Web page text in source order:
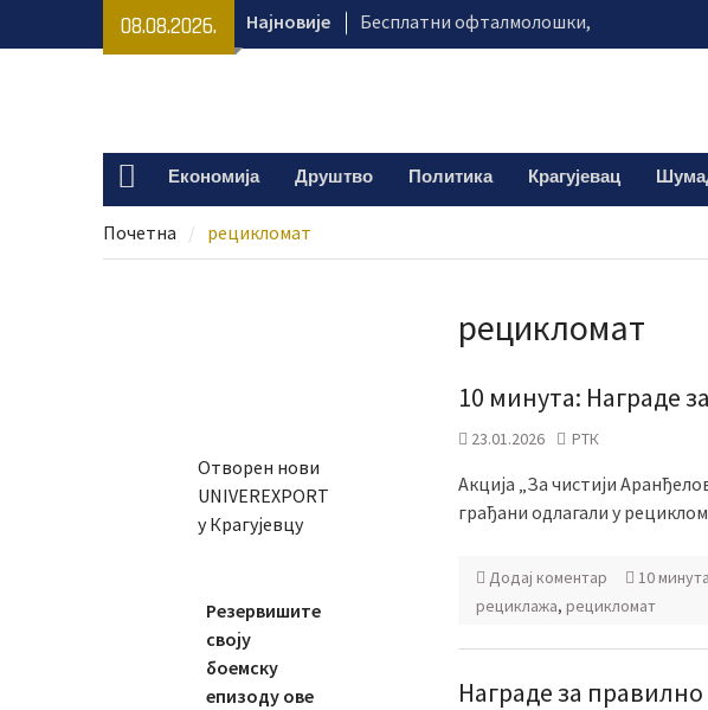
08.08.2026. Најновије
Бесплатни офталмолошки,
гинеколошки и неуролошки прегледи
повећале ниво трговинске размене
Српска православна црква данас
HomeЕкономија Друштво Политика Крагујевац
Почетна рецикломат
рецикломат
10 минута: Награде
23.01.2026 РТК
Акција „За чистији
грађани одлагали у
Додај коментар 10 минута
рециклажа, рецикломат
Награде за
Отворен нови
UNIVEREXPORT
у Крагујевцу
Резервишите
своју
боемску
епизоду ове